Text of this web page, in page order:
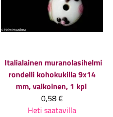
Italialainen muranolasihelmi
rondelli kohokukilla 9x14
mm, valkoinen, 1 kpl
0,58 €
Heti saatavilla